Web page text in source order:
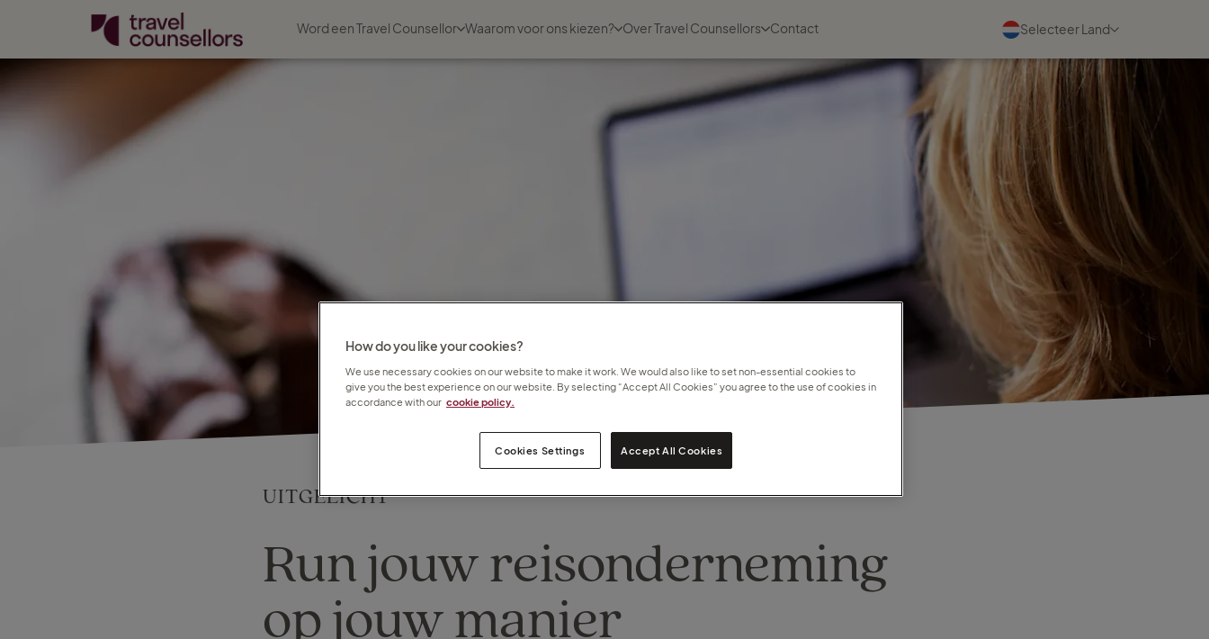
Word een Travel Counsellor Waarom voor ons kiezen? Over Travel Counsellors Contact Selecteer Land
Evenementen Bekijk alle
03 september 2026
Maak kennis met ons tijdens
de TC Partnerdag
Lees meer
22 september 2026
Kom je 22 september een kop
koffie drinken in Amersfoort?
UITGELICHT
Run jouw reisonderneming
op jouw manier
How do you like your cookies?
We use necessary cookies on our website to make it work. We would also like to set non-essential cookies to
give you the best experience on our website. By selecting “Accept All Cookies” you agree to the use of cookies in
accordance with our cookie policy.
Cookies Settings Accept All Cookies